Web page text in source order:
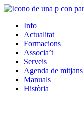
Info
Actualitat
Formacions
Associa’t
Serveis
Agenda de mitjans
Manuals
Història